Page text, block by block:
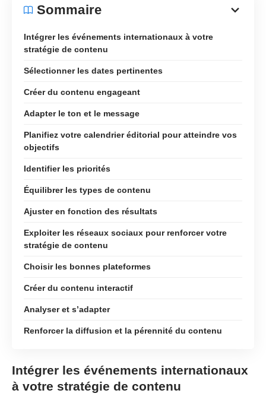
Sommaire
Intégrer les événements internationaux à votre
stratégie de contenu
Sélectionner les dates pertinentes
Créer du contenu engageant
Adapter le ton et le message
Planifiez votre calendrier éditorial pour atteindre vos
objectifs
Identifier les priorités
Équilibrer les types de contenu
Ajuster en fonction des résultats
Exploiter les réseaux sociaux pour renforcer votre
stratégie de contenu
Choisir les bonnes plateformes
Créer du contenu interactif
Analyser et s’adapter
Renforcer la diffusion et la pérennité du contenu
Intégrer les événements internationaux
à votre stratégie de contenu